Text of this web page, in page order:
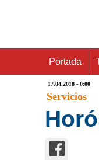
Portada
17.04.2018 - 0:00
Servicios